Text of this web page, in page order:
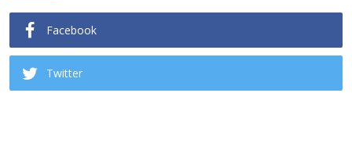
Facebook
Twitter